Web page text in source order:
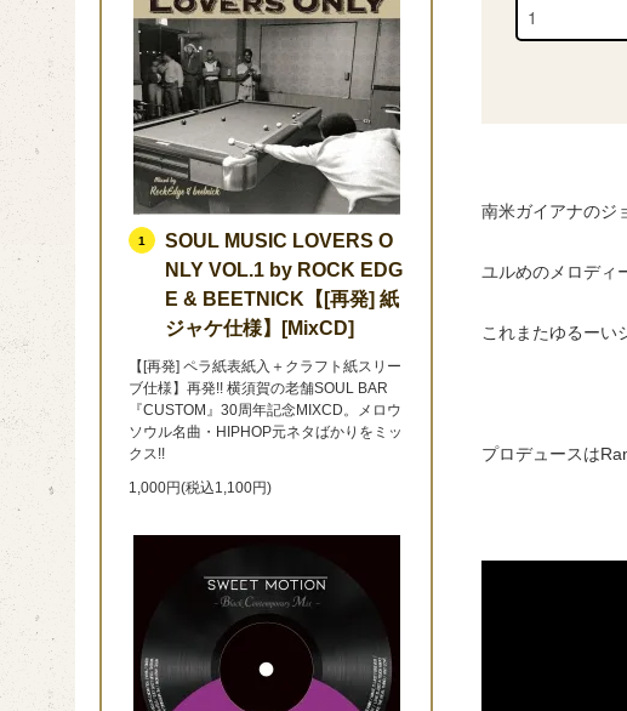
南米ガイアナのジ
ユルめのメロディ
これまたゆるーい
プロデュースは
1
SOUL MUSIC LOVERS O
NLY VOL.1 by ROCK EDG
E & BEETNICK【[再発] 紙
ジャケ仕様】[MixCD]
【[再発] ペラ紙表紙入＋クラフト紙スリー
ブ仕様】再発!! 横須賀の老舗SOUL BAR
『CUSTOM』30周年記念MIXCD。メロウ
ソウル名曲・HIPHOP元ネタばかりをミッ
クス!!
1,000円(税込1,100円)